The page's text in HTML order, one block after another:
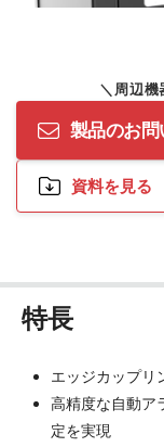
製品のお
資料を見る
特長
エッジカップリ
高精度な自動ア
定を実現